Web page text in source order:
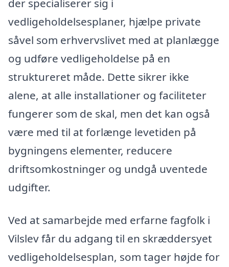
der specialiserer sig i
vedligeholdelsesplaner, hjælpe private
såvel som erhvervslivet med at planlægge
og udføre vedligeholdelse på en
struktureret måde. Dette sikrer ikke
alene, at alle installationer og faciliteter
fungerer som de skal, men det kan også
være med til at forlænge levetiden på
bygningens elementer, reducere
driftsomkostninger og undgå uventede
udgifter.
Ved at samarbejde med erfarne fagfolk i
Vilslev får du adgang til en skræddersyet
vedligeholdelsesplan, som tager højde for